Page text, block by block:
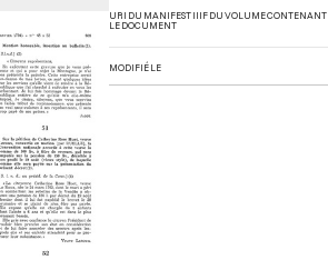
URI DU MANIFEST IIIF DU VOLUME CONTENANT
LE DOCUMENT
MODIFIÉ LE